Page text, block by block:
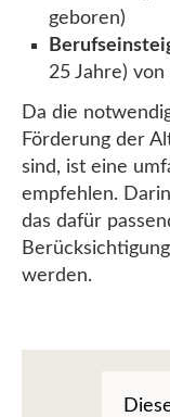
geboren)
25 Jahre)
Da die
Förderung der
sind, ist eine
empfehlen.
das dafür
werden.